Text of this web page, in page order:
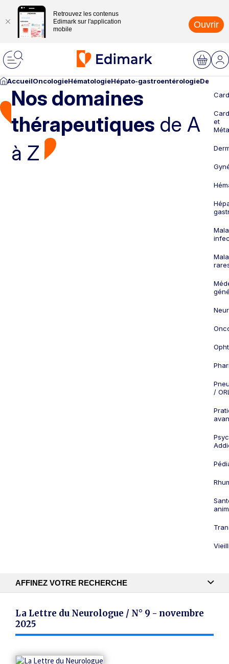
Retrouvez les contenus
Edimark sur l'application
mobile
Ouvrir
AccueilOncologieHématologieHépato-gastroentérologie
Nos domaines
thérapeutiques de A
à Z
et
/
AFFINEZ VOTRE RECHERCHE
La Lettre du Neurologue / N° 9 - novembre
2025